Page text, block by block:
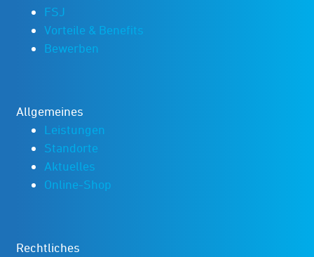
FSJ
Vorteile & Benefits
Bewerben
Allgemeines
Leistungen
Standorte
Aktuelles
Online-Shop
Rechtliches